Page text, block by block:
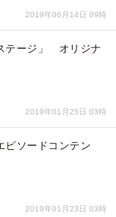
2019年06月14日 09時
テージ」 オリジナ
2019年01月25日 03時
ピソードコンテン
2019年01月23日 03時